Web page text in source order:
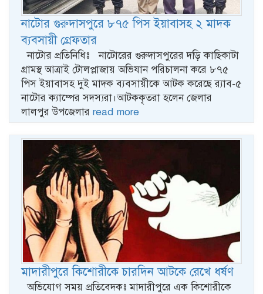
নাটোর গুরুদাসপুরে ৮৭৫ পিস ইয়াবাসহ ২ মাদক
ব্যবসায়ী গ্রেফতার
নাটোর প্রতিনিধিঃ নাটোরের গুরুদাসপুরের দড়ি কাছিকাটা
গ্রামস্থ আত্রাই টোলপ্লাজায় অভিযান পরিচালনা করে ৮৭৫
পিস ইয়াবাসহ দুই মাদক ব্যবসায়ীকে আটক করেছে র‌্যাব-৫
নাটোর ক্যাম্পের সদস্যরা।আটককৃতরা হলেন জেলার
লালপুর উপজেলার read more
মাদারীপুরে কিশোরীকে চারদিন আটকে রেখে ধর্ষণ
অভিযোগ সময় প্রতিবেদকঃ মাদারীপুরে এক কিশোরীকে